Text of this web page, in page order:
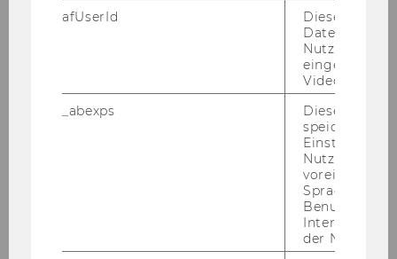
und Handelsrecht, Abteilung
Aus­schrei­bun­gen von Stel­len für wis­sen­
afUserId
Dieses
Daten von
Videos
_abexps
Dieses Cookie
speichert
Nutzer*in, zB.
Sprache,
der Nutzer*in